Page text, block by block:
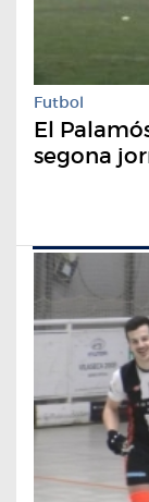
Futbol
El
segona